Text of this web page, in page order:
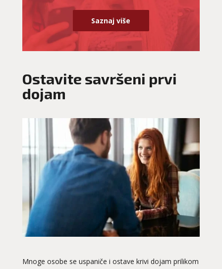
Saznaj više
Ostavite savršeni prvi
dojam
Mnoge osobe se uspaniče i ostave krivi dojam prilikom